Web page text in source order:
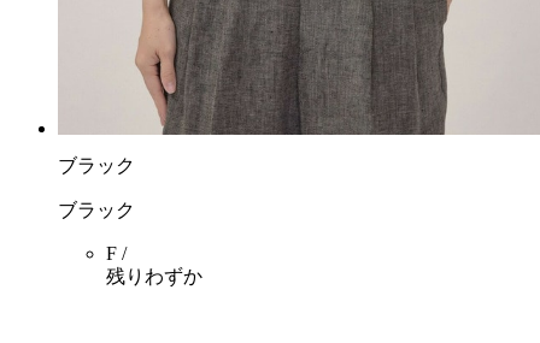
ブラック
ブラック
F /
残りわずか